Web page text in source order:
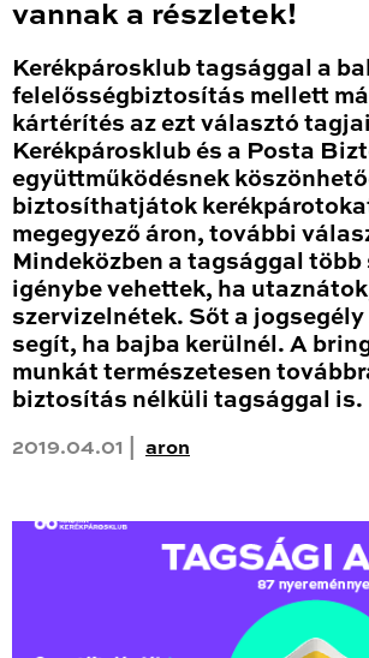
vannak a részletek!
Kerékpárosklub tagsággal a
felelősségbiztosítás mellett
kártérítés az ezt választó
Kerékpárosklub és a Posta
együttműködésnek
biztosíthatjátok
megegyező áron, további
Mindeközben a tagsággal több
igénybe vehettek, ha
szervizelnétek. Sőt a
segít, ha bajba kerülnél. A
munkát természetesen
biztosítás nélküli tagsággal is.
2019.04.01 | aron